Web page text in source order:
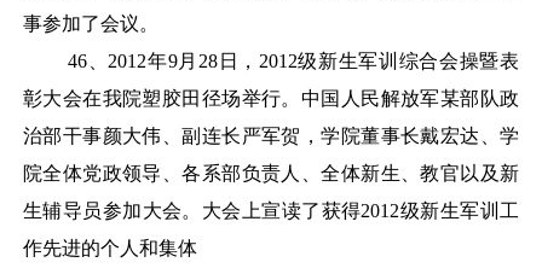
事参加了会议。
46、 2012年9月28日，2012级新生军训综合会操暨表
彰大会在我院塑胶田径场举行。中国人民解放军某部队政
治部干事颜大伟、副连长严军贺，学院董事长戴宏达、学
院全体党政领导、各系部负责人、全体新生、教官以及新
生辅导员参加大会。大会上宣读了获得2012级新生军训工
作先进的个人和集体